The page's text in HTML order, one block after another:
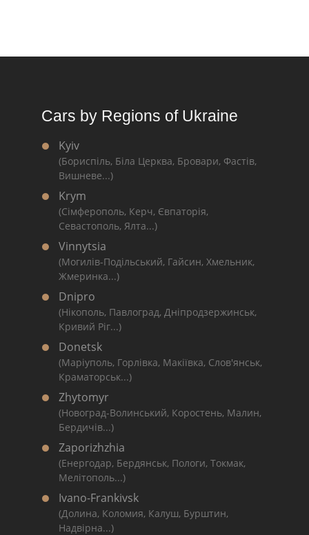
Cars by Regions of Ukraine
Kyiv
(Бориспіль, Біла Церква, Бровари, Фастів,
Вишневе...)
Krym
(Сімферополь, Керч, Євпаторія,
Севастополь, Ялта...)
Vinnytsia
(Могилів-Подільський, Гайсин, Хмельник,
Жмеринка...)
Dnipro
(Нікополь, Павлоград, Дніпродзержинськ,
Кривий Ріг...)
Donetsk
(Маріуполь, Горлівка, Макіївка, Слов'янськ,
Краматорськ...)
Zhytomyr
(Новоград-Волинський, Коростень, Малин,
Бердичів...)
Zaporizhzhia
(Енергодар, Бердянськ, Пологи, Токмак,
Мелітополь...)
Ivano-Frankivsk
(Долина, Коломия, Калуш, Бурштин,
Надвірна...)